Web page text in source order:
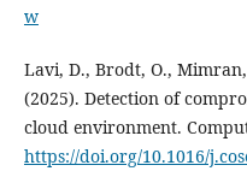
w
Lavi, D., Brodt, O.,
(2025). Detection of
cloud environment.
https://doi.org/10.1016/